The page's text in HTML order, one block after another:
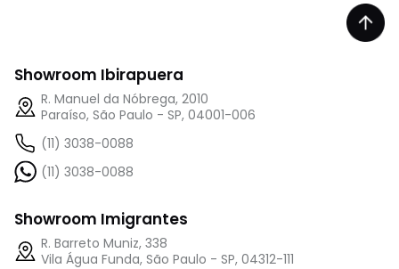
Showroom Ibirapuera
R. Manuel da Nóbrega, 2010
Paraíso, São Paulo - SP, 04001-006
(11) 3038-0088
(11) 3038-0088
Showroom Imigrantes
R. Barreto Muniz, 338
Vila Água Funda, São Paulo - SP, 04312-111